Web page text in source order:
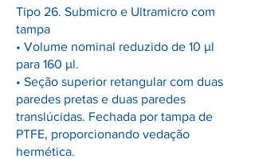
Tipo 26. Submicro e Ultramicro com
tampa
• Volume nominal reduzido de 10 μl
para 160 μl.
• Seção superior retangular com duas
paredes pretas e duas paredes
translúcidas. Fechada por tampa de
PTFE, proporcionando vedação
hermética.